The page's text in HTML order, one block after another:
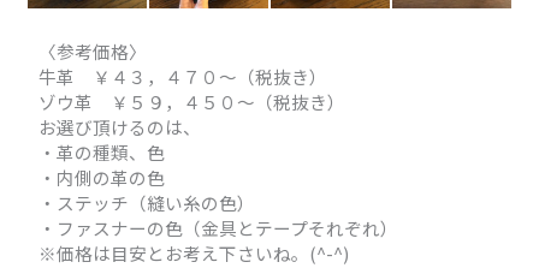
〈参考価格〉
牛革 ￥４３，４７０～（税抜き）
ゾウ革 ￥５９，４５０～（税抜き）
お選び頂けるのは、
・革の種類、色
・内側の革の色
・ステッチ（縫い糸の色）
・ファスナーの色（金具とテープそれぞれ）
※価格は目安とお考え下さいね。(^-^)